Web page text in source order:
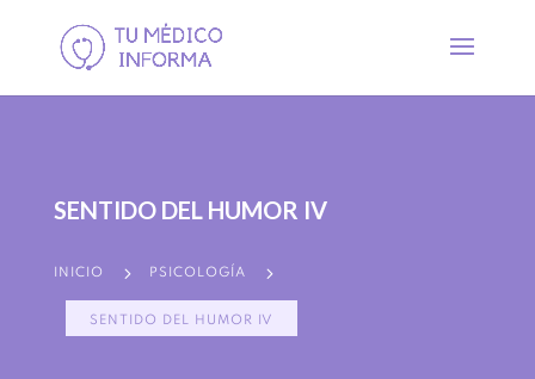
SENTIDO DEL HUMOR IV
INICIO 5 PSICOLOGÍA 5
SENTIDO DEL HUMOR IV